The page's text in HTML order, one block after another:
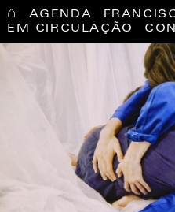
⌂ AGENDA
EM CIRCULAÇÃO